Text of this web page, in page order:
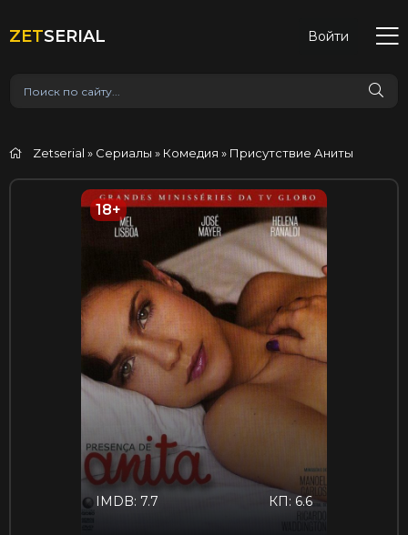
ZETSERIAL Войти
Zetserial » Сериалы » Комедия » Присутствие Аниты
18+
КП: 6.6
IMDB: 7.7